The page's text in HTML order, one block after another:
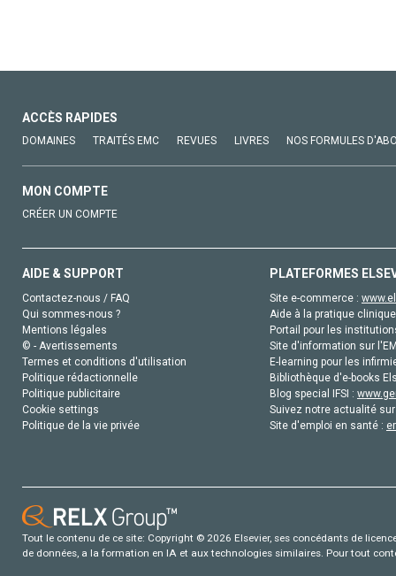
ACCÈS RAPIDES
DOMAINES TRAITÉS EMC REVUES LIVRES NOS FORMULES
MON COMPTE
CRÉER UN COMPTE
AIDE & SUPPORT
Contactez-nous / FAQ
Qui sommes-nous ?
Mentions légales
© - Avertissements
Termes et conditions d'utilisation
Politique rédactionnelle
Politique publicitaire
Cookie settings
Politique de la vie privée
PLATEFORMES
Site e-commerce :
Aide à la pratique
Portail pour les
Site d'information sur
E-learning pour les
Bibliothèque d'e-books
Blog special IFSI :
Suivez notre actualité
Site d'emploi en santé :
Tout le contenu de ce site: Copyright © 2026 Elsevier, ses concédants de
de données, a la formation en IA et aux technologies similaires. Pour tout